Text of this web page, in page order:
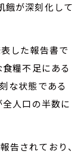
餓が深刻化して
した報告書で
糧不足にある
な状態である
全人口の半数に
告されており、